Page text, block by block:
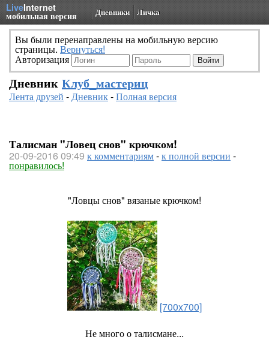
LiveInternet
мобильная версия Дневники Личка
Вы были перенаправлены на мобильную версию
страницы. Вернуться!
Авторизация
Дневник Клуб_мастериц
Лента друзей -Дневник-Полная версия
Талисман "Ловец снов" крючком!
20-09-2016 09:49 к комментариям-к полной версии -
понравилось!
"Ловцы снов" вязаные крючком!
[700x700]
Не много о талисмане...